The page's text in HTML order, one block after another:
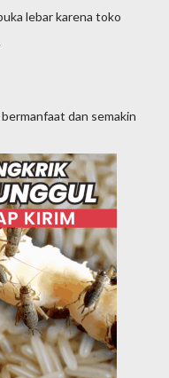
lebar karena toko
dan semakin